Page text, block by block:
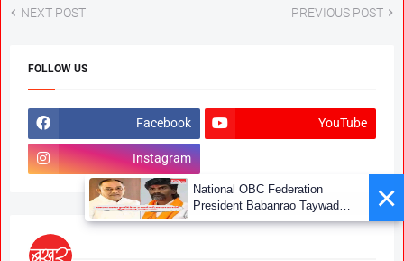
NEXT POST PREVIOUS POST
FOLLOW US
Facebook YouTube
Instagram
×
National OBC Federation
President Babanrao Taywade
Claims Only 27 Kunbi